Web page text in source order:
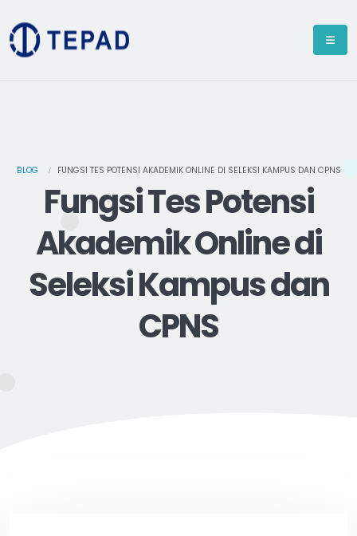
BLOG FUNGSI TES POTENSI AKADEMIK ONLINE DI SELEKSI KAMPUS DAN CPNS
Fungsi Tes Potensi
Akademik Online di
Seleksi Kampus dan
CPNS